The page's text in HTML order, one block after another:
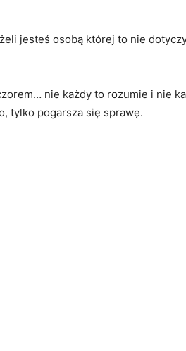
jesteś osobą której to nie
nie każdy to rozumie i nie
tylko pogarsza się sprawę.